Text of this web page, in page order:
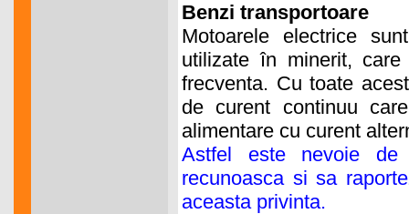
Benzi transportoare
Motoarele electrice
utilizate în minerit,
frecventa. Cu toate
de curent continuu
alimentare cu curent
Astfel este nevoie de
recunoasca si sa
aceasta privinta.